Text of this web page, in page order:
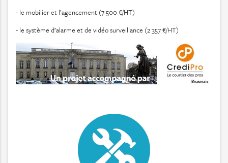
- le mobilier et l’agencement (7 500 €/HT)
- le système d’alarme et de vidéo surveillance (2 357 €/HT)